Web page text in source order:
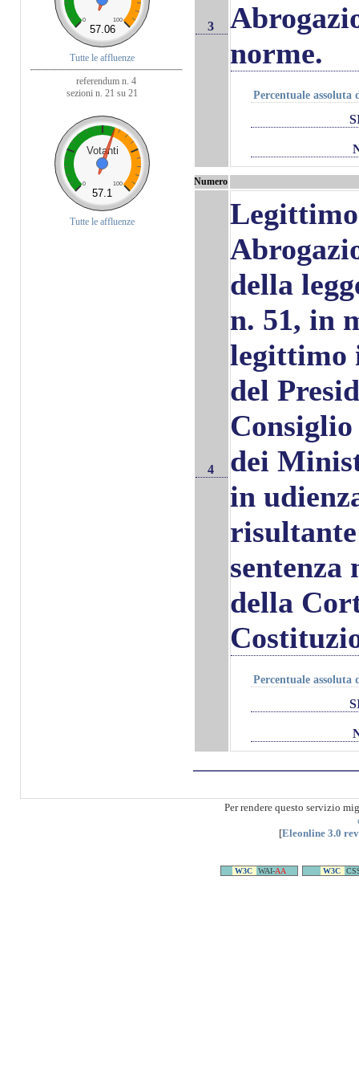
0 100
57.06
Tutte le affluenze
referendum n. 4
sezioni n. 21 su 21
Votanti
0 100
57.1
Tutte le affluenze
3
norme.
Percentuale assoluta
Numero
4
della
n. 51, in
legittimo
del
dei
in
sentenza
della
Percentuale assoluta
Per rendere questo servizio
[Eleonline 3.0
W3C WAI-AA W3C